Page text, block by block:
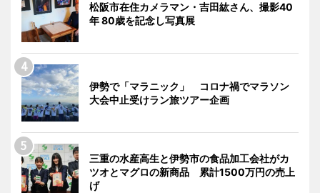
松阪市在住カメラマン・吉田紘さん、撮影40
年 80歳を記念し写真展
伊勢で「マラニック」 コロナ禍でマラソン
大会中止受けラン旅ツアー企画
三重の水産高生と伊勢市の食品加工会社がカ
ツオとマグロの新商品 累計1500万円の売上
げ